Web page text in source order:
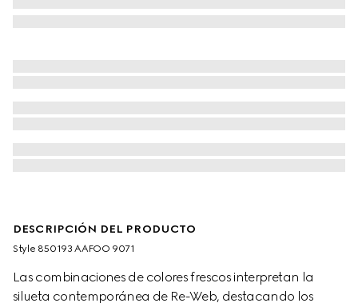
DESCRIPCIÓN DEL PRODUCTO
Style ‎850193 AAFOO 9071
Las combinaciones de colores frescos interpretan la
silueta contemporánea de Re-Web, destacando los